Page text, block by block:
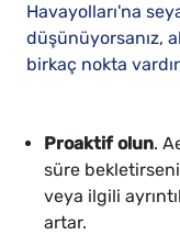
Havayolları'na
düşünüyorsanız,
birkaç nokta
Proaktif olun.
süre
veya ilgili
artar.